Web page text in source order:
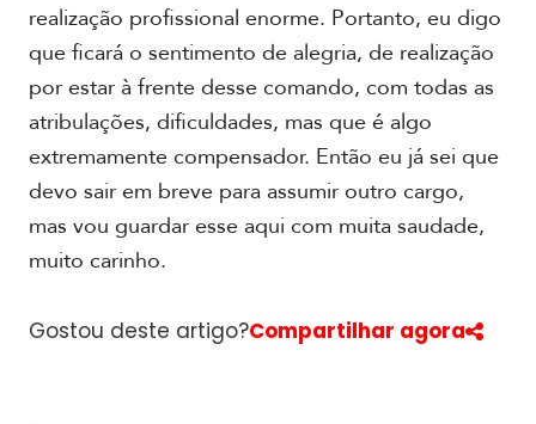
realização profissional enorme. Portanto, eu digo
que ficará o sentimento de alegria, de realização
por estar à frente desse comando, com todas as
atribulações, dificuldades, mas que é algo
extremamente compensador. Então eu já sei que
devo sair em breve para assumir outro cargo,
mas vou guardar esse aqui com muita saudade,
muito carinho.
Gostou deste artigo?Compartilhar agora